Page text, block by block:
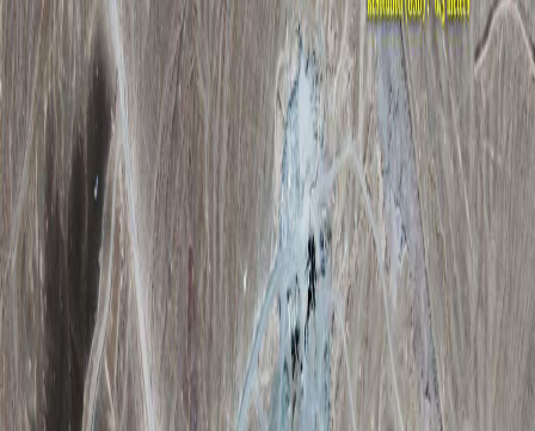
Sejarah
Lensa
Iqtishodia
Sastra
Literasi Umat